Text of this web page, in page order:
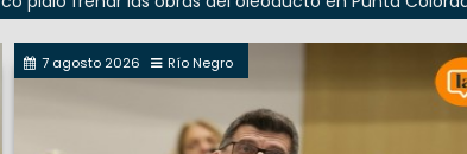
7 agosto 2026 Río Negro